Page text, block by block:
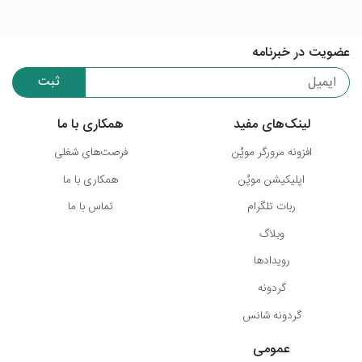
عضویت در خبرنامه
ثبت
لینک‌های مفید
افزونه مرورگر موپُن
اپلیکیشن موپُن
ربات تلگرام
وبلاگ
رویدادها
گردونه
گردونه شانس
همکاری با ما
فرصت‌های شغلی
همکاری با ما
تماس با ما
عمومی